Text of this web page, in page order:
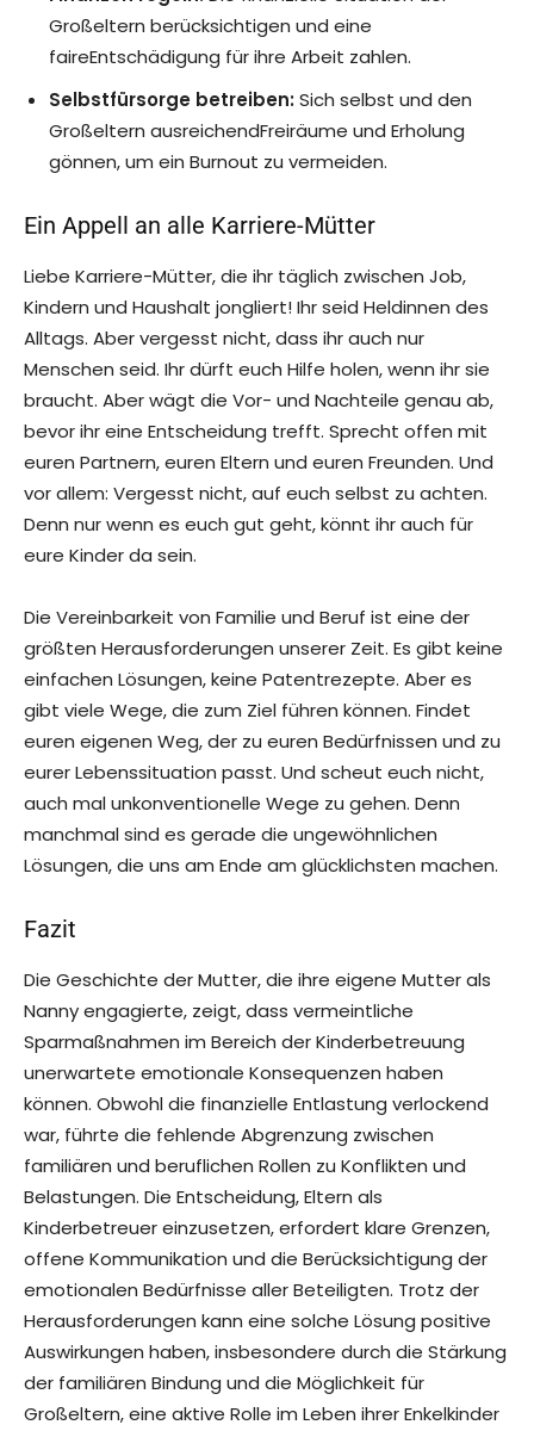
Großeltern berücksichtigen und eine
faireEntschädigung für ihre Arbeit zahlen.
Selbstfürsorge betreiben:Sich selbst und den
Großeltern ausreichendFreiräume und Erholung
gönnen, um ein Burnout zu vermeiden.
Ein Appell an alle Karriere-Mütter
Liebe Karriere-Mütter, die ihr täglich zwischen Job,
Kindern und Haushalt jongliert! Ihr seid Heldinnen des
Alltags. Aber vergesst nicht, dass ihr auch nur
Menschen seid. Ihr dürft euch Hilfe holen, wenn ihr sie
braucht. Aber wägt die Vor- und Nachteile genau ab,
bevor ihr eine Entscheidung trefft. Sprecht offen mit
euren Partnern, euren Eltern und euren Freunden. Und
vor allem: Vergesst nicht, auf euch selbst zu achten.
Denn nur wenn es euch gut geht, könnt ihr auch für
eure Kinder da sein.
Die Vereinbarkeit von Familie und Beruf ist eine der
größten Herausforderungen unserer Zeit. Es gibt keine
einfachen Lösungen, keine Patentrezepte. Aber es
gibt viele Wege, die zum Ziel führen können. Findet
euren eigenen Weg, der zu euren Bedürfnissen und zu
eurer Lebenssituation passt. Und scheut euch nicht,
auch mal unkonventionelle Wege zu gehen. Denn
manchmal sind es gerade die ungewöhnlichen
Lösungen, die uns am Ende am glücklichsten machen.
Fazit
Die Geschichte der Mutter, die ihre eigene Mutter als
Nanny engagierte, zeigt, dass vermeintliche
Sparmaßnahmen im Bereich der Kinderbetreuung
unerwartete emotionale Konsequenzen haben
können. Obwohl die finanzielle Entlastung verlockend
war, führte die fehlende Abgrenzung zwischen
familiären und beruflichen Rollen zu Konflikten und
Belastungen. Die Entscheidung, Eltern als
Kinderbetreuer einzusetzen, erfordert klare Grenzen,
offene Kommunikation und die Berücksichtigung der
emotionalen Bedürfnisse aller Beteiligten. Trotz der
Herausforderungen kann eine solche Lösung positive
Auswirkungen haben, insbesondere durch die Stärkung
der familiären Bindung und die Möglichkeit für
Großeltern, eine aktive Rolle im Leben ihrer Enkelkinder